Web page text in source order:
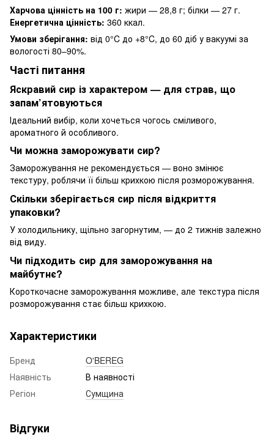
Харчова цінність на 100 г: жири — 28,8 г; білки — 27 г.
Енергетична цінність: 360 ккал.
Умови зберігання: від 0°C до +8°C, до 60 діб у вакуумі за
вологості 80–90%.
Часті питання
Яскравий сир із характером — для страв, що
запам’ятовуються
Ідеальний вибір, коли хочеться чогось сміливого,
ароматного й особливого.
Чи можна заморожувати сир?
Заморожування не рекомендується — воно змінює
текстуру, роблячи її більш крихкою після розморожування.
Скільки зберігається сир після відкриття
упаковки?
У холодильнику, щільно загорнутим, — до 2 тижнів залежно
від виду.
Чи підходить сир для заморожування на
майбутнє?
Короткочасне заморожування можливе, але текстура після
розморожування стає більш крихкою.
Характеристики
Бренд
O'BEREG
Наявність
В наявності
Регіон
Сумщина
Відгуки